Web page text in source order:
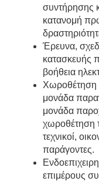
συντήρησης
κατανομή
Έρευνα,
κατασκευής
βοήθεια
Χωροθέτηση
μονάδα
μονάδα
χωροθέτηση
τεχνικοί,
παράγοντες.
επιμέρους